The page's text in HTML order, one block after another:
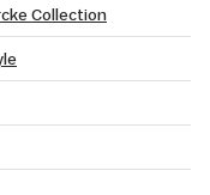
Collection